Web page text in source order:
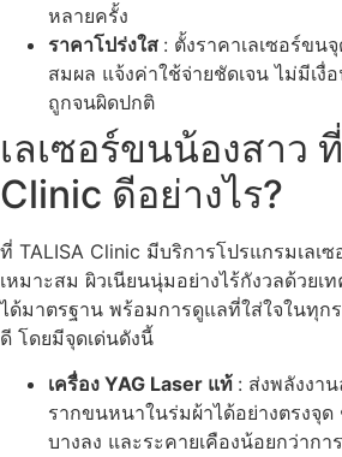
หลายครั้ง
ราคาโปร่งใส : ตั้งราคาเลเซอร์ขน
สมผล แจ้งค่าใช้จ่ายชัดเจน ไม่มีเงื่
ถูกจนผิดปกติ
เลเซอร์ขนน้องสาว
Clinic ดีอย่างไร?
ที่ TALISA Clinic มีบริการโปรแกรมเลเ
เหมาะสม ผิวเนียนนุ่มอย่างไร้กังวลด้วย
ได้มาตรฐาน พร้อมการดูแลที่ใส่ใจในทุก
ดี โดยมีจุดเด่นดังนี้
เครื่อง YAG Laser แท้ : ส่งพลังงา
รากขนหนาในร่มผ้าได้อย่างตรงจุ
บางลง และระคายเคืองน้อยกว่าก